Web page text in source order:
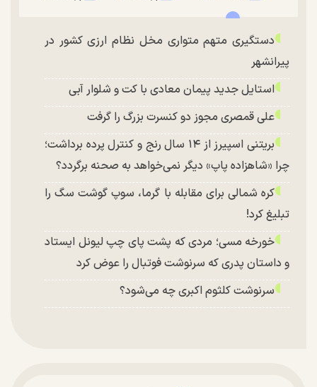
دستگیری متهم متواری مخل نظام ارزی کشور در
پیرانشهر
استایل جدید پیمان معادی با کت و شلوار آبی
علی قمصری مجوز دو کنسرت بزرگ را گرفت
بریتنی اسپیرز از ۱۴ سال رنج و کنترل پرده برداشت؛
چرا «شاهزاده پاپ» دیگر نمی‌خواهد به صحنه برگردد؟
کره شمالی برای مقابله با گرما، سوپ گوشت سگ را
تبلیغ کرد!
خورخه مسی؛ مردی که پشت پای چپ لیونل ایستاد
و داستان پدری که سرنوشت فوتبال را عوض کرد
سرنوشت کلثوم اکبری چه می‌شود؟